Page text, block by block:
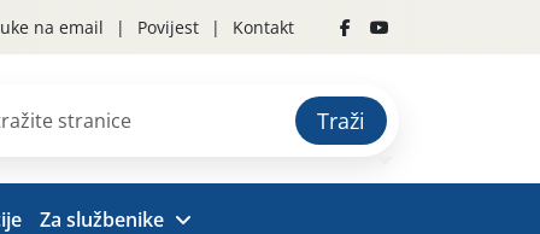
na email Povijest Kontakt
Traži
Za službenike